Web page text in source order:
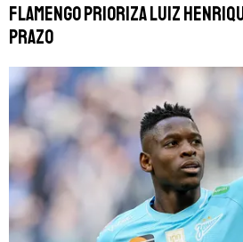
Flamengo prioriza Luiz
prazo